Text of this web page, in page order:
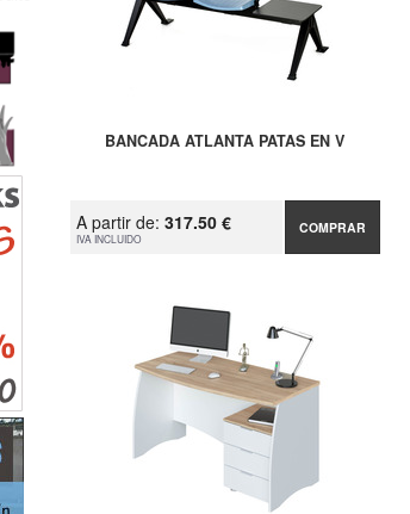
BANCADA ATLANTA PATAS EN V
A partir de: 317.50 €
IVA INCLUIDO
COMPRAR